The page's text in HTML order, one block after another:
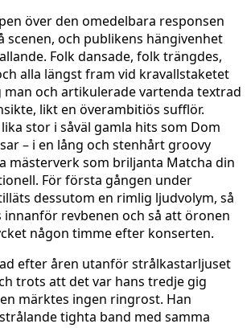
över den omedelbara responsen
scenen, och publikens hängivenhet
Folk dansade, folk trängdes,
alla längst fram vid kravallstaketet
man och artikulerade vartenda textrad
likt en överambitiös sufflör.
stor i såväl gamla hits som Dom
– i en lång och stenhårt groovy
mästerverk som briljanta Matcha din
För första gången under
dessutom en rimlig ljudvolym, så
innanför revbenen och så att öronen
någon timme efter konserten.
efter åren utanför strålkastarljuset
trots att det var hans tredje gig
märktes ingen ringrost. Han
tighta band med samma